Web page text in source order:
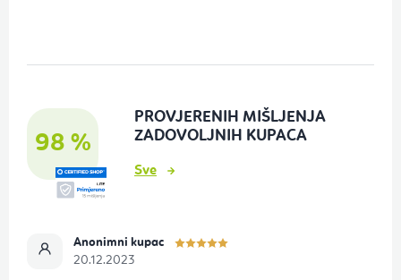
98 %
PROVJERENIH MIŠLJENJA
ZADOVOLJNIH KUPACA
Sve
Anonimni kupac
20.12.2023